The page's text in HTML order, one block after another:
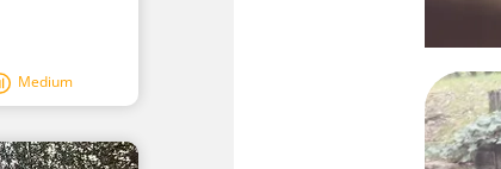
Medium